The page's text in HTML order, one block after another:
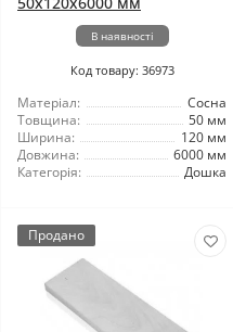
В наявності
Код товару: 36973
Матеріал:
Сосна
Товщина:
50 мм
Ширина:
120 мм
Довжина:
6000 мм
Категорія:
Дошка
Продано